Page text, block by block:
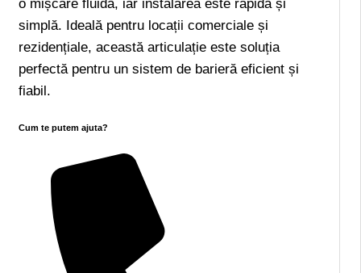
o mișcare fluidă, iar instalarea este rapidă și
simplă. Ideală pentru locații comerciale și
rezidențiale, această articulație este soluția
perfectă pentru un sistem de barieră eficient și
fiabil.
Cum te putem ajuta?